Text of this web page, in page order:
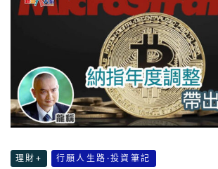
理財+ 行願人生路·投資筆記